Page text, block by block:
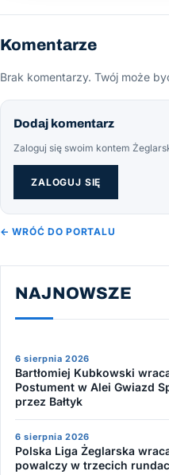
Komentarze
Brak komentarzy. Twój może
Dodaj komentarz
Zaloguj się swoim kontem
ZALOGUJ SIĘ
← WRÓĆ DO PORTALU
NAJNOWSZE
6 sierpnia 2026
Bartłomiej Kubkowski
Postument w Alei Gwiazd
przez Bałtyk
6 sierpnia 2026
Polska Liga Żeglarska
powalczy w trzecich